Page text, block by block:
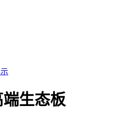
生态板